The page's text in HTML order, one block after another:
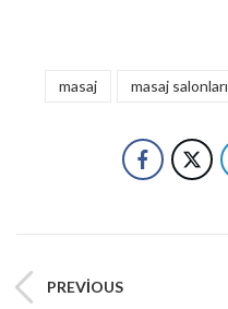
masaj masaj salonları
PREVIOUS